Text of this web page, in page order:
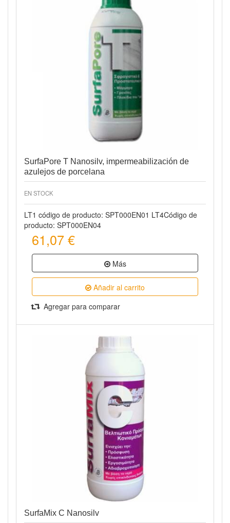
SurfaPore T Nanosilv, impermeabilización de
azulejos de porcelana
EN STOCK
LT1 código de producto: SPT000EN01 LT4Código de
producto: SPT000EN04
61,07 €
Más
Añadir al carrito
Agregar para comparar
Vista rápida
SurfaMix C Nanosilv
Vista rápida